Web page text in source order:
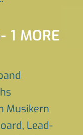
1 MORE
Musikern
Lead-